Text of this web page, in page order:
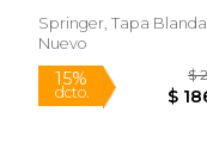
Charnes at Age 70
(en Inglés)
Springer, Tapa Blanda,
Nuevo